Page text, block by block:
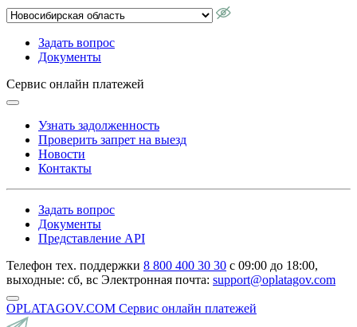
Задать вопрос
Документы
Сервис онлайн платежей
Узнать задолженность
Проверить запрет на выезд
Новости
Контакты
Задать вопрос
Документы
Представление API
Телефон тех. поддержки 8 800 400 30 30 с 09:00 до 18:00,
выходные: сб, вс Электронная почта: support@oplatagov.com
OPLATAGOV.COM Сервис онлайн платежей